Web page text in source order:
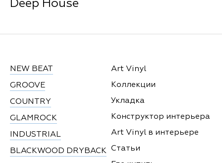
Deep House
NEW BEAT
GROOVE
COUNTRY
GLAMROCK
INDUSTRIAL
BLACKWOOD DRYBACK
Art Vinyl
Коллекции
Укладка
Конструктор интерьера
Art Vinyl в интерьере
Статьи